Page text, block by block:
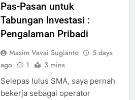
Pas-Pasan untuk
Tabungan Investasi :
Pengalaman Pribadi
Masim Vavai Sugianto
5 days
ago
1 3 mins
Selepas lulus SMA, saya pernah
bekerja sebagai operator